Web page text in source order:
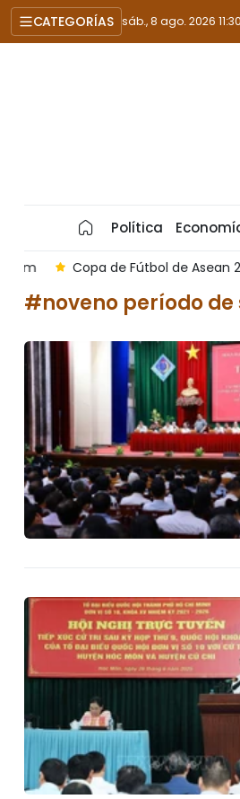
CATEGORÍAS sáb., 8 ago. 2026 11:30
Política
Copa de Fútbol de Asean
#noveno período de